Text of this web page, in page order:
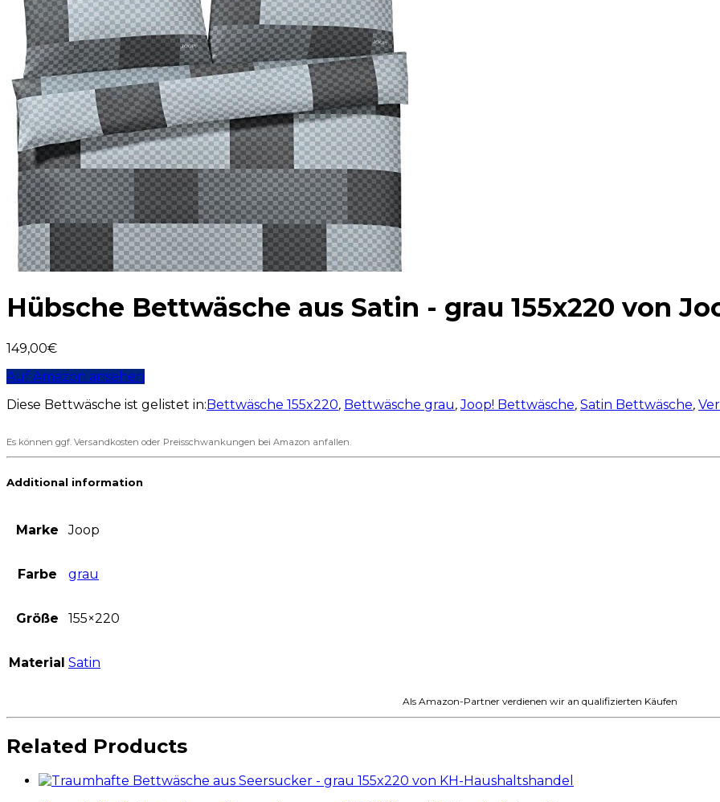
Hübsche Bettwäsche aus Satin - grau 155x220 von
149,00€
Auf Amazon ansehen
Diese Bettwäsche ist gelistet in:Bettwäsche 155x220, Bettwäsche grau, Joop! Bettwäsche, Satin Bettwäsche,
Es können ggf. Versandkosten oder Preisschwankungen bei Amazon anfallen.
Additional information
Marke Joop
Farbe grau
Größe 155×220
Material Satin
Als Amazon-Partner verdienen wir an qualifizierten Käufen
Related Products